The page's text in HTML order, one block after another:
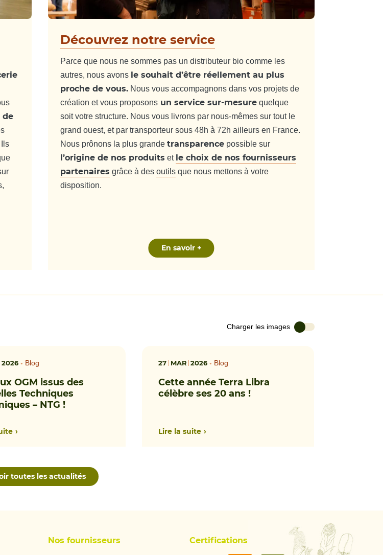
de
Ils
Découvrez notre service
Parce que nous ne sommes pas un distributeur bio comme les
autres, nous avons le souhait d’être réellement au plus
proche de vous. Nous vous accompagnons dans vos projets de
création et vous proposons un service sur-mesure quelque
soit votre structure. Nous vous livrons par nous-mêmes sur tout le
grand ouest, et par transporteur sous 48h à 72h ailleurs en France.
Nous prônons la plus grande transparence possible sur
l’origine de nos produits et le choix de nos fournisseurs
partenaires grâce à des outils que nous mettons à votre
disposition.
En savoir +
Charger les images
2026 • Blog
OGM issus des
Techniques
– NTG !
27 MAR 2026 • Blog
Cette année Terra Libra
célèbre ses 20 ans !
Lire la suite
toutes les actualités
Nos fournisseurs Certifications